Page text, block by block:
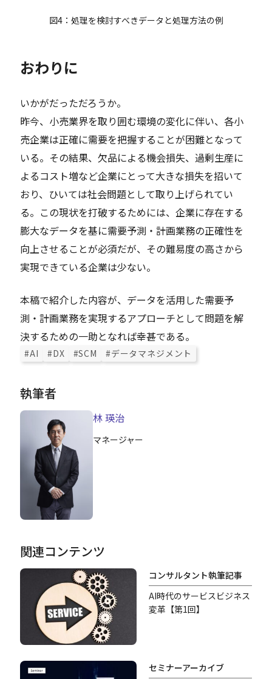
図4：処理を検討すべきデータと処理方法の例
おわりに
いかがだっただろうか。
昨今、小売業界を取り囲む環境の変化に伴い、各小
売企業は正確に需要を把握することが困難となって
いる。その結果、欠品による機会損失、過剰生産に
よるコスト増など企業にとって大きな損失を招いて
おり、ひいては社会問題として取り上げられてい
る。この現状を打破するためには、企業に存在する
膨大なデータを基に需要予測・計画業務の正確性を
向上させることが必須だが、その難易度の高さから
実現できている企業は少ない。
本稿で紹介した内容が、データを活用した需要予
測・計画業務を実現するアプローチとして問題を解
決するための一助となれば幸甚である。
#AI #DX #SCM #データマネジメント
執筆者
林 瑛治
マネージャー
関連コンテンツ
コンサルタント執筆記事
AI時代のサービスビジネス
変革【第1回】
セミナーアーカイブ